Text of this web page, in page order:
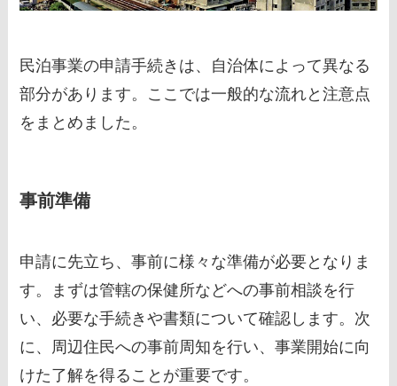
民泊事業の申請手続きは、自治体によって異なる
部分があります。ここでは一般的な流れと注意点
をまとめました。
事前準備
申請に先立ち、事前に様々な準備が必要となりま
す。まずは管轄の保健所などへの事前相談を行
い、必要な手続きや書類について確認します。次
に、周辺住民への事前周知を行い、事業開始に向
けた了解を得ることが重要です。